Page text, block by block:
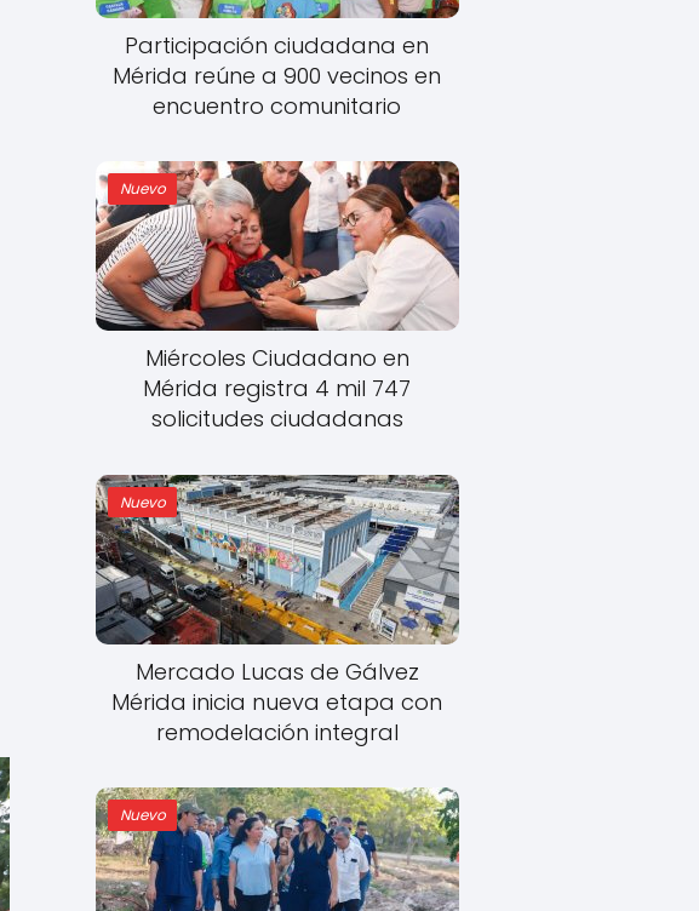
Participación ciudadana en
Mérida reúne a 900 vecinos en
encuentro comunitario
Nuevo
Miércoles Ciudadano en
Mérida registra 4 mil 747
solicitudes ciudadanas
Nuevo
Mercado Lucas de Gálvez
Mérida inicia nueva etapa con
remodelación integral
Nuevo